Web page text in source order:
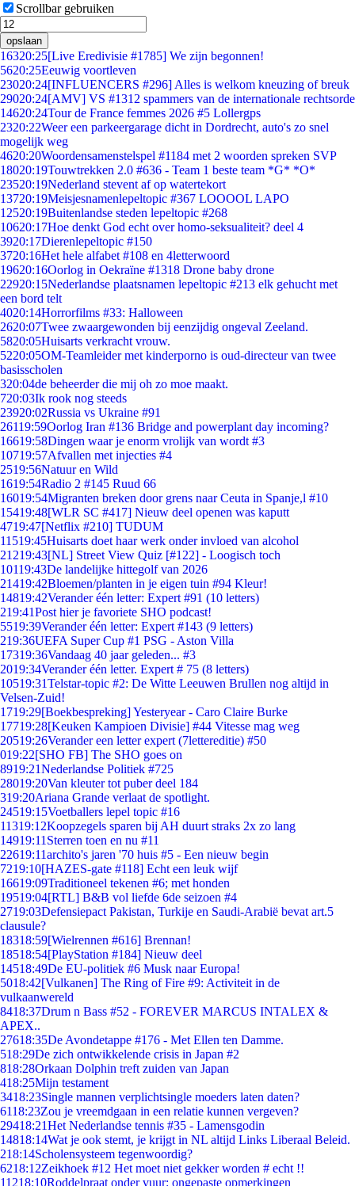
Scrollbar gebruiken
opslaan
16320:25[Live Eredivisie #1785] We zijn begonnen!
5620:25Eeuwig voortleven
23020:24[INFLUENCERS #296] Alles is welkom kneuzing of breuk
29020:24[AMV] VS #1312 spammers van de internationale rechtsorde
14620:24Tour de France femmes 2026 #5 Lollergps
2320:22Weer een parkeergarage dicht in Dordrecht, auto's zo snel
mogelijk weg
4620:20Woordensamenstelspel #1184 met 2 woorden spreken SVP
18020:19Touwtrekken 2.0 #636 - Team 1 beste team *G* *O*
23520:19Nederland stevent af op watertekort
13720:19Meisjesnamenlepeltopic #367 LOOOOL LAPO
12520:19Buitenlandse steden lepeltopic #268
10620:17Hoe denkt God echt over homo-seksualiteit? deel 4
3920:17Dierenlepeltopic #150
3720:16Het hele alfabet #108 en 4letterwoord
19620:16Oorlog in Oekraïne #1318 Drone baby drone
22920:15Nederlandse plaatsnamen lepeltopic #213 elk gehucht met
een bord telt
4020:14Horrorfilms #33: Halloween
2620:07Twee zwaargewonden bij eenzijdig ongeval Zeeland.
5820:05Huisarts verkracht vrouw.
5220:05OM-Teamleider met kinderporno is oud-directeur van twee
basisscholen
320:04de beheerder die mij oh zo moe maakt.
720:03Ik rook nog steeds
23920:02Russia vs Ukraine #91
26119:59Oorlog Iran #136 Bridge and powerplant day incoming?
16619:58Dingen waar je enorm vrolijk van wordt #3
10719:57Afvallen met injecties #4
2519:56Natuur en Wild
1619:54Radio 2 #145 Ruud 66
16019:54Migranten breken door grens naar Ceuta in Spanje,l #10
15419:48[WLR SC #417] Nieuw deel openen was kaputt
4719:47[Netflix #210] TUDUM
11519:45Huisarts doet haar werk onder invloed van alcohol
21219:43[NL] Street View Quiz [#122] - Loogisch toch
10119:43De landelijke hittegolf van 2026
21419:42Bloemen/planten in je eigen tuin #94 Kleur!
14819:42Verander één letter: Expert #91 (10 letters)
219:41Post hier je favoriete SHO podcast!
5519:39Verander één letter: Expert #143 (9 letters)
219:36UEFA Super Cup #1 PSG - Aston Villa
17319:36Vandaag 40 jaar geleden... #3
2019:34Verander één letter. Expert # 75 (8 letters)
10519:31Telstar-topic #2: De Witte Leeuwen Brullen nog altijd in
Velsen-Zuid!
1719:29[Boekbespreking] Yesteryear - Caro Claire Burke
17719:28[Keuken Kampioen Divisie] #44 Vitesse mag weg
20519:26Verander een letter expert (7lettereditie) #50
019:22[SHO FB] The SHO goes on
8919:21Nederlandse Politiek #725
28019:20Van kleuter tot puber deel 184
319:20Ariana Grande verlaat de spotlight.
24519:15Voetballers lepel topic #16
11319:12Koopzegels sparen bij AH duurt straks 2x zo lang
14919:11 Sterren toen en nu #11
22619:11archito's jaren '70 huis #5 - Een nieuw begin
7219:10[HAZES-gate #118] Echt een leuk wijf
16619:09Traditioneel tekenen #6; met honden
19519:04[RTL] B&B vol liefde 6de seizoen #4
2719:03Defensiepact Pakistan, Turkije en Saudi-Arabië bevat art.5
clausule?
18318:59[Wielrennen #616] Brennan!
18518:54[PlayStation #184] Nieuw deel
14518:49De EU-politiek #6 Musk naar Europa!
5018:42[Vulkanen] The Ring of Fire #9: Activiteit in de
vulkaanwereld
8418:37Drum n Bass #52 - FOREVER MARCUS INTALEX &
APEX..
27618:35De Avondetappe #176 - Met Ellen ten Damme.
518:29De zich ontwikkelende crisis in Japan #2
818:28Orkaan Dolphin treft zuiden van Japan
418:25Mijn testament
3418:23Single mannen verplichtsingle moeders laten daten?
6118:23Zou je vreemdgaan in een relatie kunnen vergeven?
29418:21Het Nederlandse tennis #35 - Lamensgodin
14818:14Wat je ook stemt, je krijgt in NL altijd Links Liberaal Beleid.
218:14Scholensysteem tegenwoordig?
6218:12Zeikhoek #12 Het moet niet gekker worden # echt !!
11218:10Roddelpraat onder vuur: ongepaste opmerkingen